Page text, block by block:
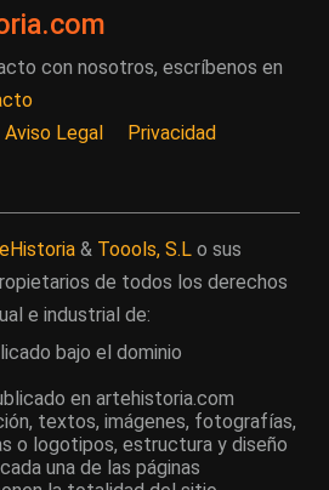
con nosotros, escríbenos en
Aviso Legal Privacidad
& Toools, S.L o sus
de todos los derechos
e industrial de:
bajo el dominio
en artehistoria.com
textos, imágenes, fotografías,
o logotipos, estructura y diseño
una de las páginas